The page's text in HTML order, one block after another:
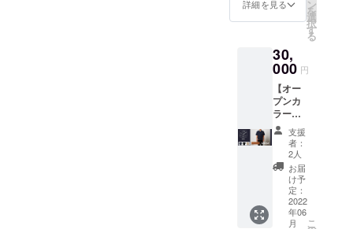
ラッ
プ。 ぜ
めにお
願いい
たしま
す！ 幅
5cm×長
さ
165cm
（最
長）
と待っ
てな」
お話し
させて
いただ
きまし
た。 そ
んな
中、
「スキ
レット
とか運
ぶ時、
革手袋
とか、
すぐに
見つか
加物な
どは一
してい
ない完
全無垢
材。
Kiss
FM
KOBE
の放送
で「長
田に新
しく薪
ショッ
プがで
きる」
と聞い
レー
ション
とにな
りまし
た。 x
azuroy
xオリジ
ナルの
パラ
コード
アジャ
スター
（これ
はほん
とに良
く出来
火に強
く無骨
キャッ
プ。 こ
の度、
クラウ
ドファ
ンディ
ングの
返礼品
として
我々
「BEAT
CAMP /
ハッテ
マン
着た
という
思いが
トとの
こと。
はい、
大変共
感いた
しま
す！ そ
んな
中、難
燃性の
高い
いただ
きたい
と思っ
ていま
す。 日
程は6
月〜9
月。
VARIT.
スケ
ジュー
ルと調
整をさ
せてく
on ロッ
クン
ヘブ
ン”」 日
程：
2022 年
6 月 4
日(土)
会場：
京丹後
森林公
園スイ
ス村
BEATC
AMP 出
演：
詳細を見る ン
を
選
択
す
る
30,
000 円
【オー
プンカ
ラー
シャツ1
着＋ア
ウトド
アグッ
ズ5点
セッ
ト】
「京丹
支援
者：
2人
お届
け予
定：
2022
年06
月
こ